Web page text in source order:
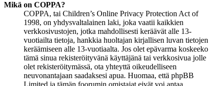
Mikä on COPPA?
COPPA, tai Children’s Online Privacy Protection Act of
1998, on yhdysvaltalainen laki, joka vaatii kaikkien
verkkosivustojen, jotka mahdollisesti keräävät alle 13-
vuotiailta tietoja, hankkia huoltajan kirjallisen luvan tietojen
keräämiseen alle 13-vuotiaalta. Jos olet epävarma koskeeko
tämä sinua rekisteröityvänä käyttäjänä tai verkkosivua jolle
olet rekisteröitymässä, ota yhteyttä oikeudelliseen
neuvonantajaan saadaksesi apua. Huomaa, että phpBB
Limited ja tämän foorumin omistajat eivät voi antaa